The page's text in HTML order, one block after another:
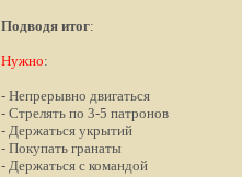
Подводя итог:
Нужно:
- Непрерывно двигаться
- Стрелять по 3-5 патронов
- Держаться укрытий
- Покупать гранаты
- Держаться с командой